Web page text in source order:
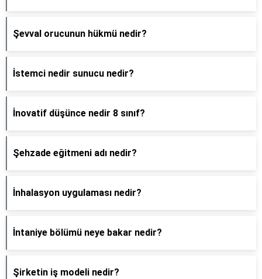
Şevval orucunun hükmü nedir?
İstemci nedir sunucu nedir?
İnovatif düşünce nedir 8 sınıf?
Şehzade eğitmeni adı nedir?
İnhalasyon uygulaması nedir?
İntaniye bölümü neye bakar nedir?
Şirketin iş modeli nedir?